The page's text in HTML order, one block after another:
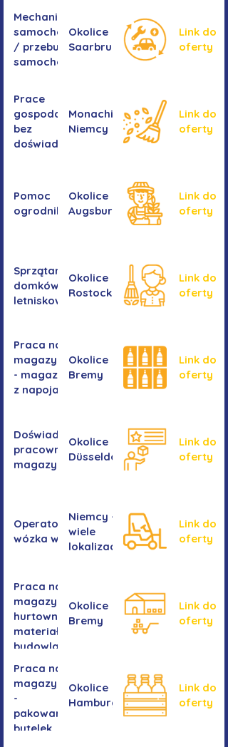
Mechanika
samochodowa
/ przebudowa
samochodów
Okolice
Saarbrucken
Link do
oferty
Prace
gospodarcze -
bez
doświadczenia
Monachium,
Niemcy
Link do
oferty
Pomoc
ogrodnika
Okolice
Augsburga
Link do
oferty
Sprzątanie
domków
letniskowych
Okolice
Rostocku
Link do
oferty
Praca na
magazynie
- magazyn
z napojami
Okolice
Bremy
Link do
oferty
Doświadczony
pracownik/pracownica
magazynu
Okolice
Düsseldorf
Link do
oferty
Operator/operatorka
wózka widłowego
Niemcy -
wiele
lokalizacji
Link do
oferty
Praca na
magazynie -
hurtownia
materiałów
budowlanych
Okolice
Bremy
Link do
oferty
Praca na
magazynie
-
pakowanie
butelek
Okolice
Hamburga
Link do
oferty